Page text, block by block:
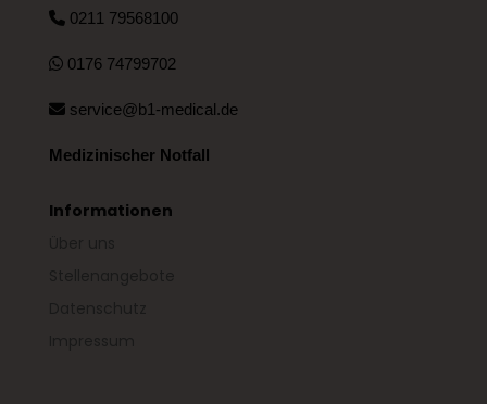
0211 79568100
0176 74799702
service@b1-medical.de
Medizinischer Notfall
Informationen